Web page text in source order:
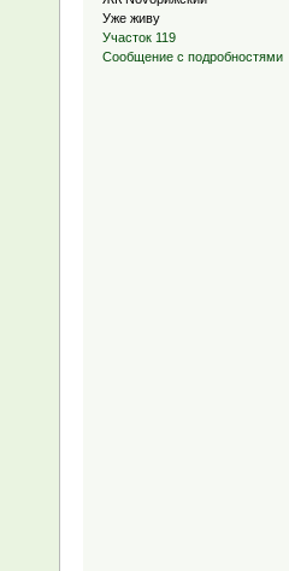
Уже живу
Участок 119
Сообщение с подробностями